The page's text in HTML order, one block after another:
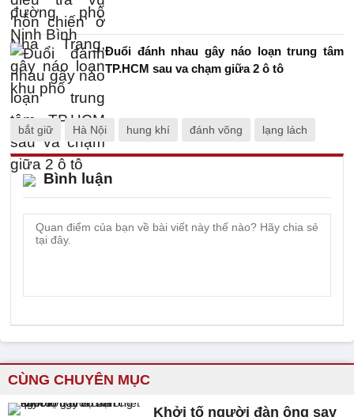
Đuổi đánh nhau gây náo loạn trung tâm
TP.HCM sau va chạm giữa 2 ô tô
bắt giữ Hà Nội hung khí đánh võng lạng lách
Bình luận
CÙNG CHUYÊN MỤC
Khởi tố người đàn ông say